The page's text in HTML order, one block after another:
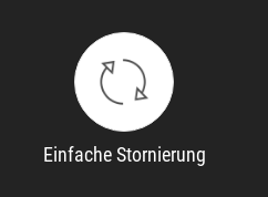
Einfache Stornierung